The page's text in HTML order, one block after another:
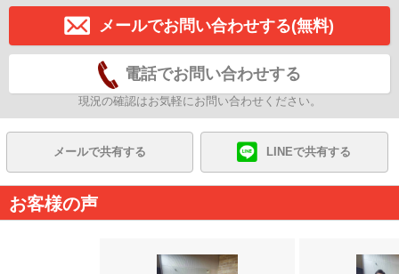
メールでお問い合わせする(無料)
電話でお問い合わせする
現況の確認はお気軽にお問い合わせください。
メールで共有する LINEで共有する
お客様の声